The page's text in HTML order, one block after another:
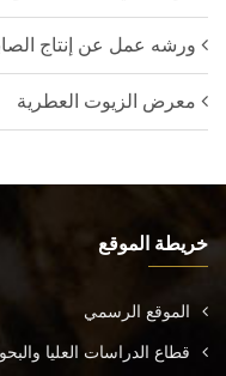
ورشه عمل عن إنتاج
معرض الزيوت العطرية
خريطة الموقع
الموقع الرسمي
قطاع الدراسات العليا